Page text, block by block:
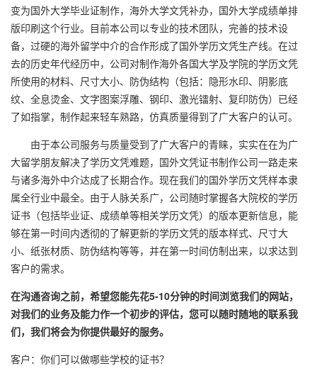
变为国外大学毕业证制作，海外大学文凭补办，国外大学成绩单排
版印刷这个行业。目前本公司以专业的技术团队，完善的技术设
备，过硬的海外留学中介的合作形成了国外学历文凭生产线。在过
去的历史年代经历中，公司对制作海外各国大学及学院的学历文凭
所使用的材料、尺寸大小、防伪结构（包括：隐形水印、阴影底
纹、全息烫金、文字图案浮雕、钢印、激光镭射、复印防伪）已经
了如指掌，制作起来轻车熟路，仿真质量得到了广大客户的认可。
由于本公司服务与质量受到了广大客户的青睐，实实在在为广
大留学朋友解决了学历文凭难题，国外文凭证书制作公司一路走来
与诸多海外中介达成了长期合作。现在我们的国外学历文凭样本隶
属全行业中最全。由于人脉关系广，公司随时掌握各大院校的学历
证书（包括毕业证、成绩单等相关学历文凭）的版本更新信息，能
够在第一时间内透彻的了解更新的学历文凭的版本样式、尺寸大
小、纸张材质、防伪结构等等，并在第一时间仿制出来，以求达到
客户的需求。
在沟通咨询之前，希望您能先花5-10分钟的时间浏览我们的网站，
对我们的业务及能力作一个初步的评估，您可以随时随地的联系我
们，我们将会为你提供最好的服务。
客户：你们可以做哪些学校的证书？